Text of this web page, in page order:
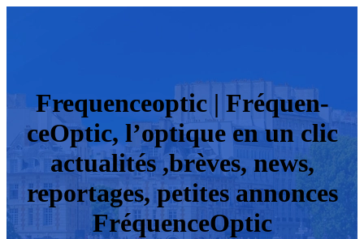
Fre­quen­ceop­tic | Fréquen­
ceOptic, l’optique en un clic
actualités ,brèves, news,
reportages, petites annonces
Fréquen­ceOptic